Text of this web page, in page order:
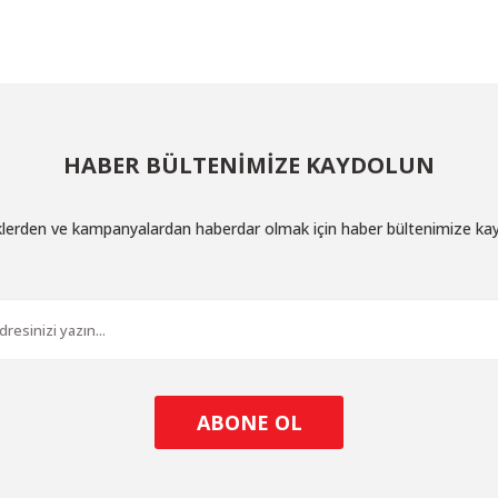
HABER BÜLTENİMİZE KAYDOLUN
ve kampanyalardan haberdar olmak için haber bültenimize
ABONE OL